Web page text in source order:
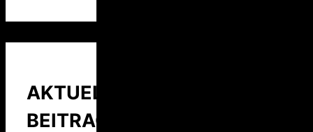
AKTUELLER
BEITRAG